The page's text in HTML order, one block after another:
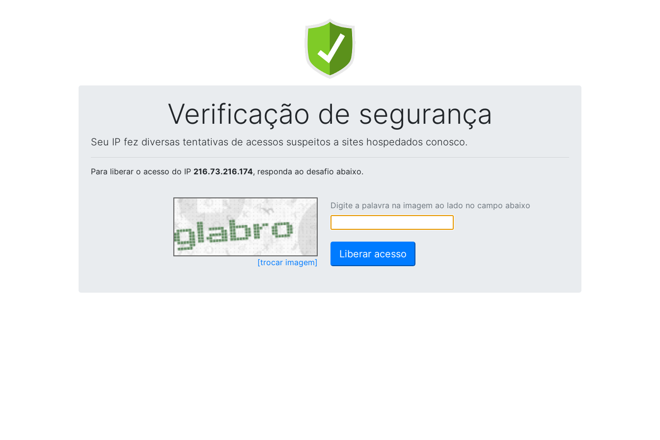
Verificação de segurança
Seu IP fez diversas tentativas de acessos suspeitos a sites hospedados conosco.
Para liberar o acesso do IP 216.73.216.174, responda ao desafio abaixo.
[trocar imagem]
Digite a palavra na imagem ao lado no campo abaixo